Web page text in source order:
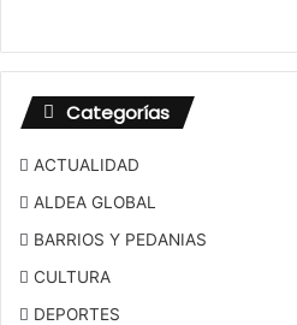
Categorías
ACTUALIDAD
ALDEA GLOBAL
BARRIOS Y PEDANIAS
CULTURA
DEPORTES